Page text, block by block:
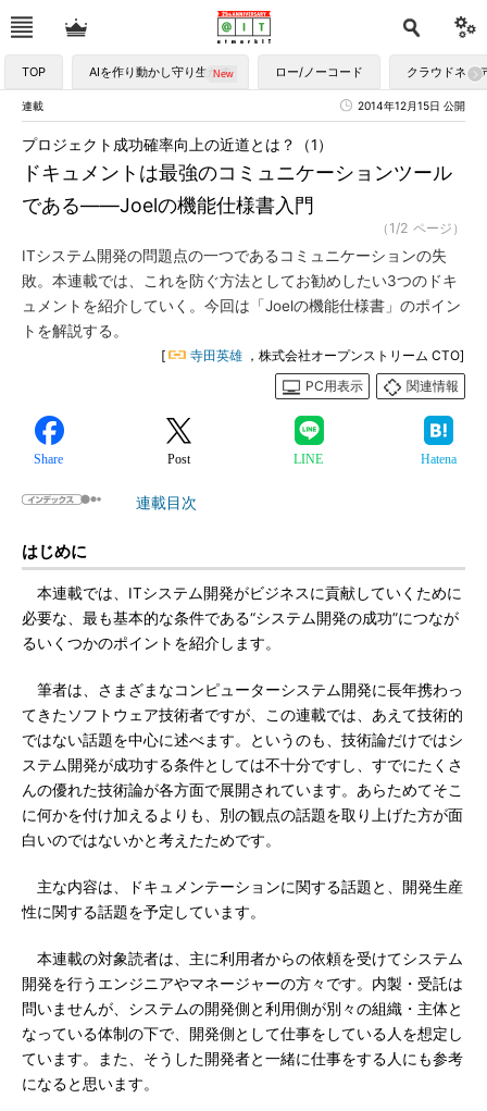
TOP AIを作り動かし守り生かす ロー/ノーコード クラウドネイ
連載 2014年12月15日 公開
ドキュメントは最強のコミュニケーションツール
である――Joelの機能仕様書入門
プロジェクト成功確率向上の近道とは？（1）
（1/2 ページ）
ITシステム開発の問題点の一つであるコミュニケーションの失
敗。本連載では、これを防ぐ方法としてお勧めしたい3つのドキ
ュメントを紹介していく。今回は「Joelの機能仕様書」のポイン
トを解説する。
[ 寺田英雄 ，株式会社オープンストリーム CTO]
PC用表示
関連情報
Share Post LINE Hatena
連載目次
はじめに
本連載では、ITシステム開発がビジネスに貢献していくために
必要な、最も基本的な条件である“システム開発の成功”につなが
るいくつかのポイントを紹介します。
筆者は、さまざまなコンピューターシステム開発に長年携わっ
てきたソフトウェア技術者ですが、この連載では、あえて技術的
ではない話題を中心に述べます。というのも、技術論だけではシ
ステム開発が成功する条件としては不十分ですし、すでにたくさ
んの優れた技術論が各方面で展開されています。あらためてそこ
に何かを付け加えるよりも、別の観点の話題を取り上げた方が面
白いのではないかと考えたためです。
主な内容は、ドキュメンテーションに関する話題と、開発生産
性に関する話題を予定しています。
本連載の対象読者は、主に利用者からの依頼を受けてシステム
開発を行うエンジニアやマネージャーの方々です。内製・受託は
問いませんが、システムの開発側と利用側が別々の組織・主体と
なっている体制の下で、開発側として仕事をしている人を想定し
ています。また、そうした開発者と一緒に仕事をする人にも参考
になると思います。